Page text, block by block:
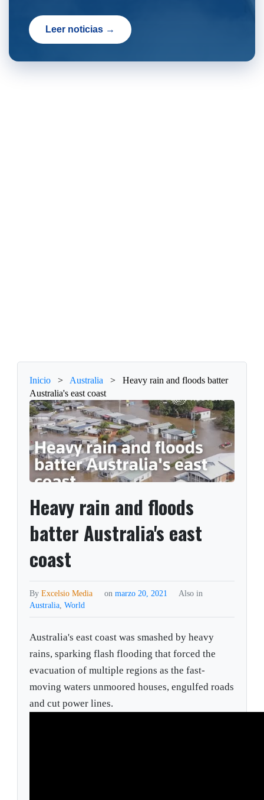
Leer noticias →
Inicio > Australia >
Heavy rain and floods batter
Australia's east coast
Heavy rain and floods
batter Australia's east
coast
ByExcelsio Media on marzo 20, 2021
Also in
Australia,World
Australia's east coast was smashed by heavy
rains, sparking flash flooding that forced the
evacuation of multiple regions as the fast-
moving waters unmoored houses, engulfed roads
and cut power lines.